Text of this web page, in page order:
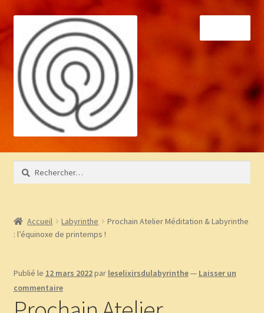
navigation
contenu
Accueil
À propos
Bibliothèque
Boutique
CGV
Rechercher :
Accueil Labyrinthe
Prochain Atelier Méditation & Labyrinthe
: l’équinoxe de printemps !
Publié le 12 mars 2022par leselixirsdulabyrinthe— Laisser un
commentaire